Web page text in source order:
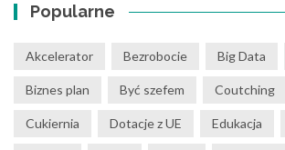
Popularne
Akcelerator Bezrobocie Big Data
Biznes plan Być szefem Coutching
Cukiernia Dotacje z UE Edukacja